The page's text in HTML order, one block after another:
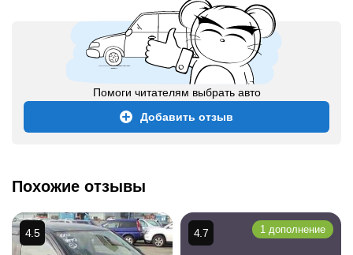
Помоги читателям выбрать авто
Добавить отзыв
Похожие отзывы
4.5 4.7 1 дополнение